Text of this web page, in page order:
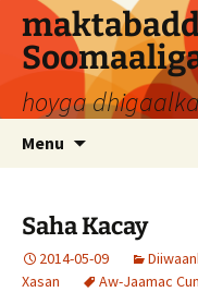
Skip
content
hoyga
Menu
Saha Kacay
2014-05-09
Xasan
Aw-Jaamac